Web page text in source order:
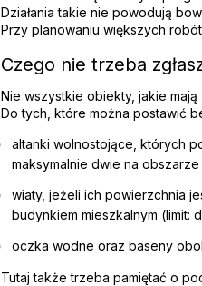
Działania takie nie powodują
Przy planowaniu większych
Czego nie trzeba
Nie wszystkie obiekty, jakie
Do tych, które można postawić
altanki wolnostojące, których
maksymalnie dwie na obszarze
wiaty, jeżeli ich powierzchnia
budynkiem mieszkalnym (limit:
oczka wodne oraz baseny
Tutaj także trzeba pamiętać o